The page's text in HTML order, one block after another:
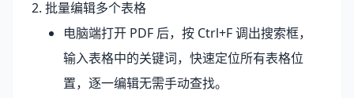
2. 批量编辑多个表格
电脑端打开 PDF 后，按 Ctrl+F 调出搜索框，
输入表格中的关键词，快速定位所有表格位
置，逐一编辑无需手动查找。